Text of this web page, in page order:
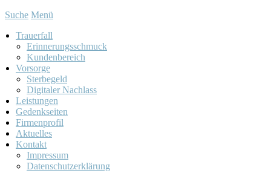
Suche Menü
Trauerfall
Erinnerungsschmuck
Kundenbereich
Vorsorge
Sterbegeld
Digitaler Nachlass
Leistungen
Gedenkseiten
Firmenprofil
Aktuelles
Kontakt
Impressum
Datenschutzerklärung